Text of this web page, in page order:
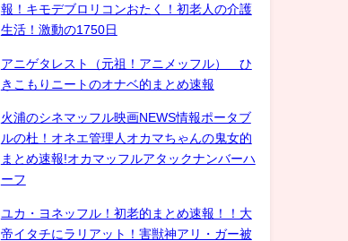
報！キモデブロリコンおたく！初老人の介護
生活！激動の1750日
アニゲタレスト（元祖！アニメッフル） ひ
きこもりニートのオナベ的まとめ速報
火浦のシネマッフル映画NEWS情報ポータブ
ルの杜！オネエ管理人オカマちゃんの鬼女的
まとめ速報!オカマッフルアタックナンバーハ
ーフ
ユカ・ヨネッフル！初老的まとめ速報！！大
帝イタチにラリアット！害獣神アリ・ガー被